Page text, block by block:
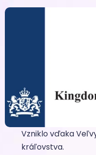
Vzniklo vďaka
kráľovstva.